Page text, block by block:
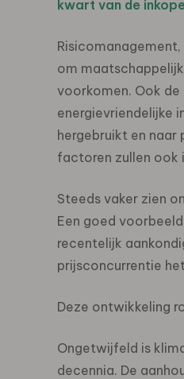
kwart van de
om
voorkomen. Ook
energievriendelijke
hergebruikt en
factoren zullen ook
Steeds vaker zien
Een goed
recentelijk
prijsconcurrentie
Deze ontwikkeling
Ongetwijfeld is
decennia. De